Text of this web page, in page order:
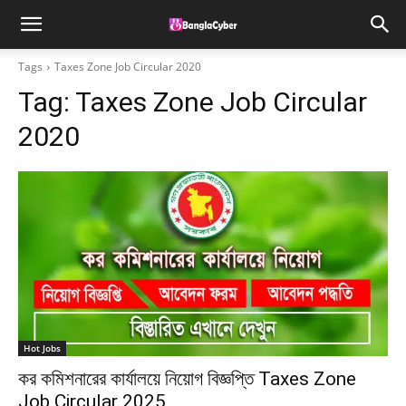
Tags Taxes Zone Job Circular 2020
Tag: Taxes Zone Job Circular
2020
Hot Jobs
কর কমিশনারের কার্যালয়ে নিয়োগ বিজ্ঞপ্তি Taxes Zone
Job Circular 2025